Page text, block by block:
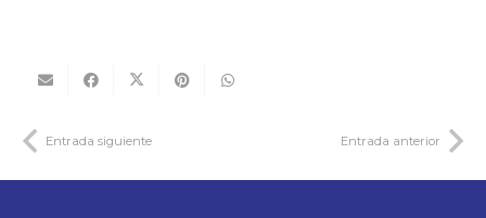
Entrada siguiente Entrada anterior